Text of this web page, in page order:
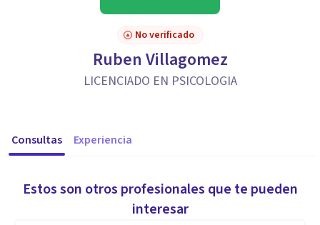
No verificado
Ruben Villagomez
LICENCIADO EN PSICOLOGIA
Consultas Experiencia
Estos son otros profesionales que te pueden
interesar